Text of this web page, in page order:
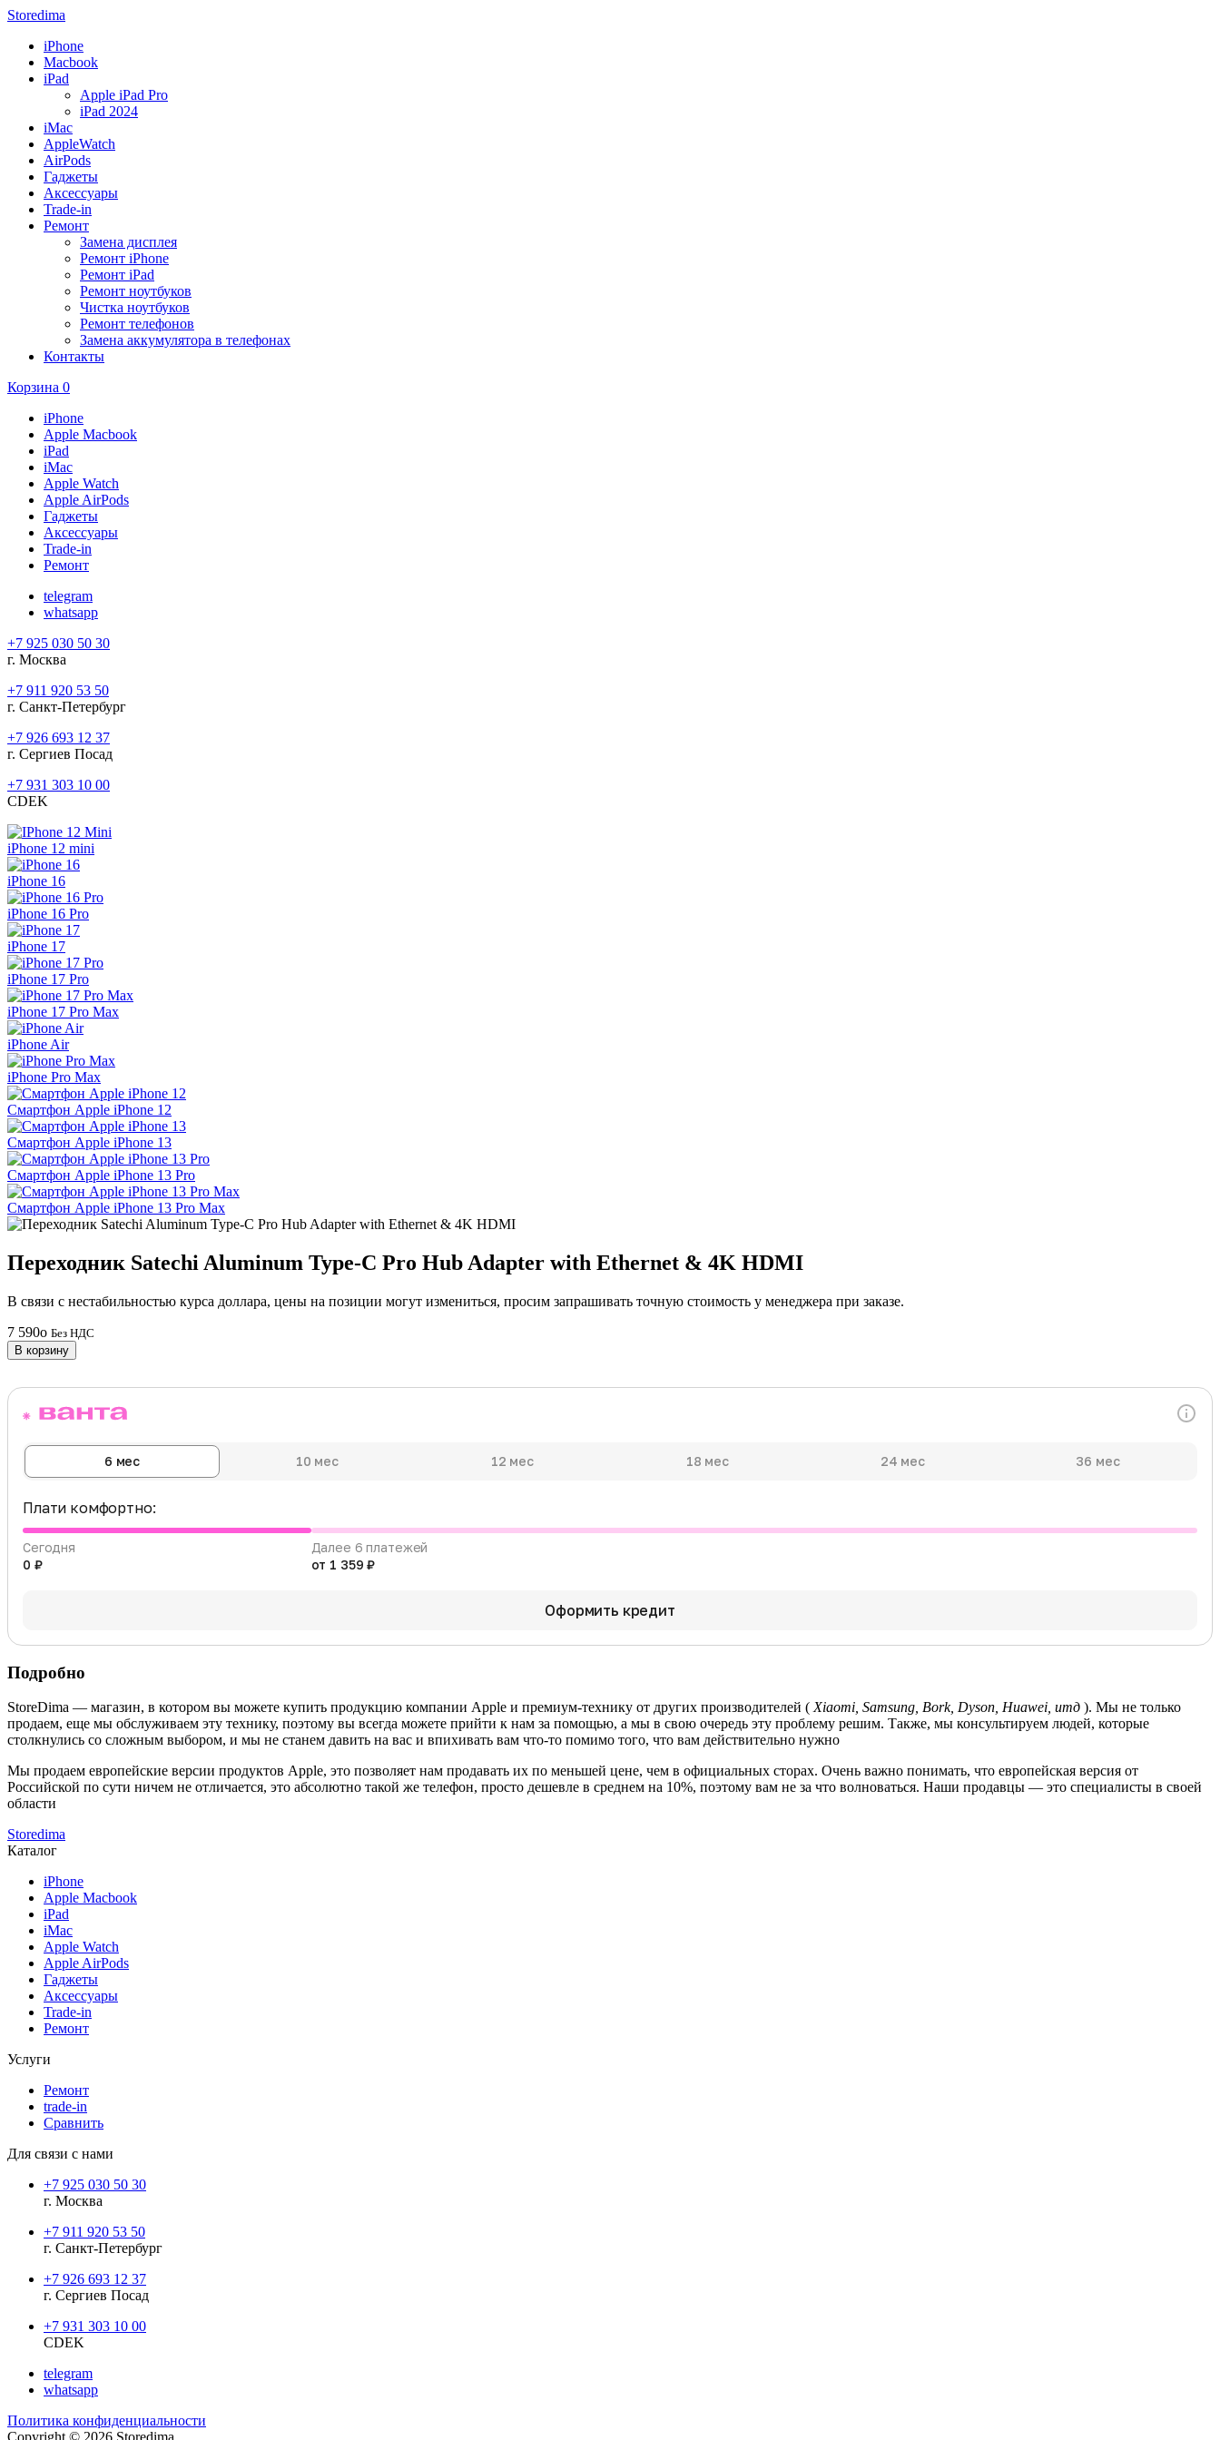
Storedima
iPhone
Macbook
iPad
Apple iPad Pro
iPad 2024
iMac
AppleWatch
AirPods
Гаджеты
Аксессуары
Trade-in
Ремонт
Замена дисплея
Ремонт iPhone
Ремонт iPad
Ремонт ноутбуков
Чистка ноутбуков
Ремонт телефонов
Замена аккумулятора в телефонах
Контакты
Корзина 0
iPhone
Apple Macbook
iPad
iMac
Apple Watch
Apple AirPods
Гаджеты
Аксессуары
Trade-in
Ремонт
telegram
whatsapp
+7 925 030 50 30
г. Москва
+7 911 920 53 50
г. Санкт-Петербург
+7 926 693 12 37
г. Сергиев Посад
+7 931 303 10 00
CDEK
iPhone 12 mini
iPhone 16
iPhone 16 Pro
iPhone 17
iPhone 17 Pro
iPhone 17 Pro Max
iPhone Air
iPhone Pro Max
Смартфон Apple iPhone 12
Смартфон Apple iPhone 13
Смартфон Apple iPhone 13 Pro
Смартфон Apple iPhone 13 Pro Max
Переходник Satechi Aluminum Type-C Pro Hub Adapter with Ethernet & 4K HDMI
В связи с нестабильностью курса доллара, цены на позиции могут измениться, просим запрашивать точную стоимость у менеджера при заказе.
7 590o Без НДС
В корзину
6 мес 10 мес 12 мес 18 мес 24 мес 36 мес
Плати комфортно:
Сегодня
0 ₽
Далее 6 платежей
от 1 359 ₽
Оформить кредит
Подробно
StoreDima — магазин, в котором вы можете купить продукцию компании Apple и премиум-технику от других производителей ( Xiaomi, Samsung, Bork, Dyson, Huawei, итд ). Мы не только
продаем, еще мы обслуживаем эту технику, поэтому вы всегда можете прийти к нам за помощью, а мы в свою очередь эту проблему решим. Также, мы консультируем людей, которые
столкнулись со сложным выбором, и мы не станем давить на вас и впихивать вам что-то помимо того, что вам действительно нужно
Мы продаем европейские версии продуктов Apple, это позволяет нам продавать их по меньшей цене, чем в официальных сторах. Очень важно понимать, что европейская версия от
Российской по сути ничем не отличается, это абсолютно такой же телефон, просто дешевле в среднем на 10%, поэтому вам не за что волноваться. Наши продавцы — это специалисты в своей
области
Storedima
Каталог
iPhone
Apple Macbook
iPad
iMac
Apple Watch
Apple AirPods
Гаджеты
Аксессуары
Trade-in
Ремонт
Услуги
Ремонт
trade-in
Сравнить
Для связи с нами
+7 925 030 50 30
г. Москва
+7 911 920 53 50
г. Санкт-Петербург
+7 926 693 12 37
г. Сергиев Посад
+7 931 303 10 00
CDEK
telegram
whatsapp
Политика конфиденциальности